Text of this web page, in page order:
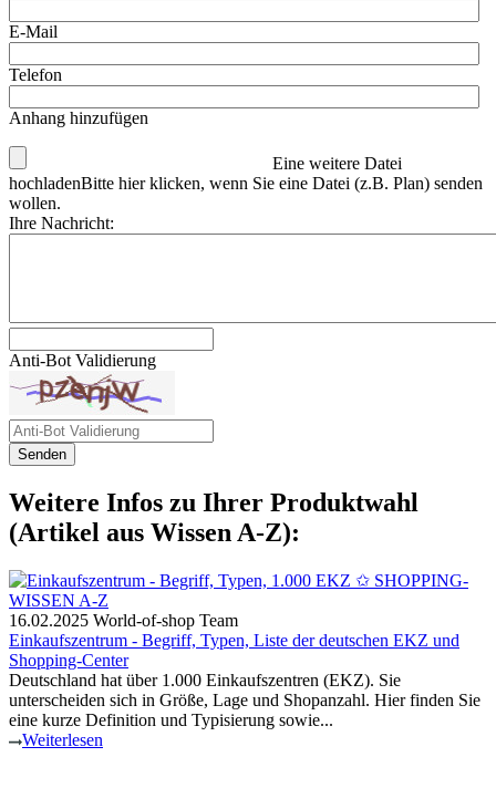
E-Mail
Telefon
Anhang hinzufügen
Eine weitere Datei
hochladenBitte hier klicken, wenn Sie eine Datei (z.B. Plan) senden
wollen.
Ihre Nachricht:
Anti-Bot Validierung
Senden
Weitere Infos zu Ihrer Produktwahl
(Artikel aus Wissen A-Z):
16.02.2025 World-of-shop Team
Einkaufszentrum - Begriff, Typen, Liste der deutschen EKZ und
Shopping-Center
Deutschland hat über 1.000 Einkaufszentren (EKZ). Sie
unterscheiden sich in Größe, Lage und Shopanzahl. Hier finden Sie
eine kurze Definition und Typisierung sowie...
Weiterlesen